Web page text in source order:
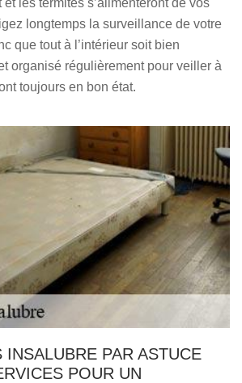
les termites s’alimenteront de vos
longtemps la surveillance de votre
que tout à l’intérieur soit bien
organisé régulièrement pour veiller à
toujours en bon état.
INSALUBRE PAR ASTUCE
POUR UN